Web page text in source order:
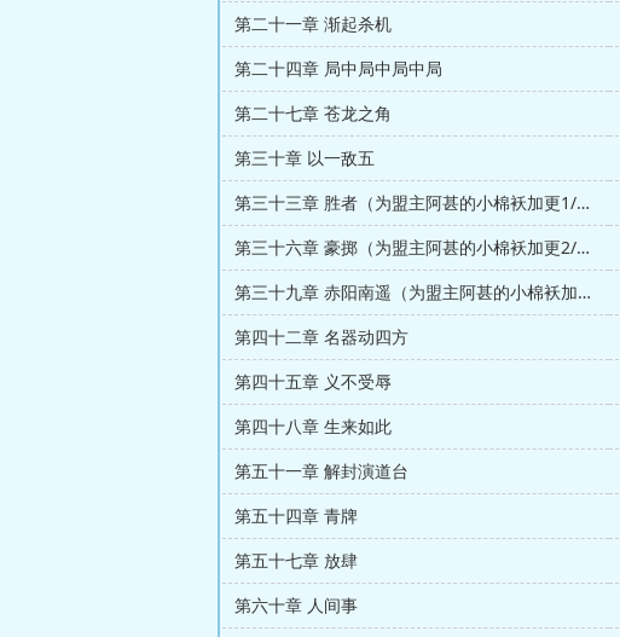
第二十一章 渐起杀机
第二十四章 局中局中局中局
第二十七章 苍龙之角
第三十章 以一敌五
第三十三章 胜者（为盟主阿甚的小棉袄加更1/3）
第三十六章 豪掷（为盟主阿甚的小棉袄加更2/3）
第三十九章 赤阳南遥（为盟主阿甚的小棉袄加更3/3）
第四十二章 名器动四方
第四十五章 义不受辱
第四十八章 生来如此
第五十一章 解封演道台
第五十四章 青牌
第五十七章 放肆
第六十章 人间事